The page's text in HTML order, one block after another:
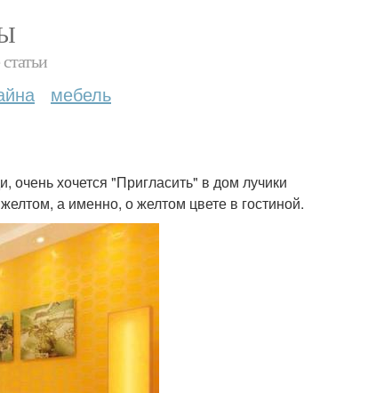
мебель
очень хочется "Пригласить" в дом лучики
а именно, о желтом цвете в гостиной.